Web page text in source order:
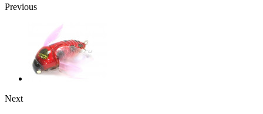
Previous
Next